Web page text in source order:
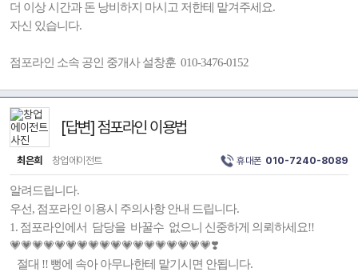
더 이상 시간과 돈 낭비하지 마시고 저한테 맡겨주세요.
자신 있습니다.
점포라인 소속 공인 중개사 설창훈 010-3476-0152
[답변] 점포라인 이용법
최은희 창업에이전트 휴대폰 010-7240-8089
알려드립니다.
우선, 점포라인 이용시 주의사항 안내 드립니다.
1. 점포라인에서 담당을 바꿀수 없으니 신중하게 의뢰하세요!!
💗💗💗💗💗💗💗💗💗💗💗💗💗💗💗💗💗💗❣️
절대 !! 뻥에 속아 아무나한테 맡기시면 안됩니다.